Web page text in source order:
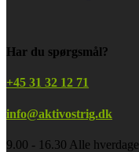
Har du spørgsmål?
+45 31 32 12 71
info@aktivostrig.dk
9.00 - 16.30 Alle hverdage